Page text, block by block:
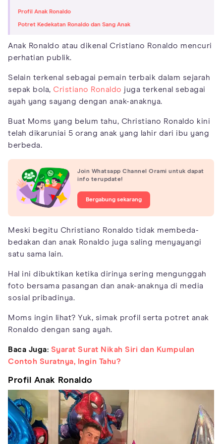
Profil Anak Ronaldo
Potret Kedekatan Ronaldo dan Sang Anak
Anak Ronaldo atau dikenal Cristiano Ronaldo mencuri
perhatian publik.
Selain terkenal sebagai pemain terbaik dalam sejarah
sepak bola, Cristiano Ronaldo juga terkenal sebagai
ayah yang sayang dengan anak-anaknya.
Buat Moms yang belum tahu, Christiano Ronaldo kini
telah dikaruniai 5 orang anak yang lahir dari ibu yang
berbeda.
Join Whatsapp Channel Orami untuk dapat
info terupdate!
Bergabung sekarang
Meski begitu Christiano Ronaldo tidak membeda-
bedakan dan anak Ronaldo juga saling menyayangi
satu sama lain.
Hal ini dibuktikan ketika dirinya sering mengunggah
foto bersama pasangan dan anak-anaknya di media
sosial pribadinya.
Moms ingin lihat? Yuk, simak profil serta potret anak
Ronaldo dengan sang ayah.
Baca Juga: Syarat Surat Nikah Siri dan Kumpulan
Contoh Suratnya, Ingin Tahu?
Profil Anak Ronaldo